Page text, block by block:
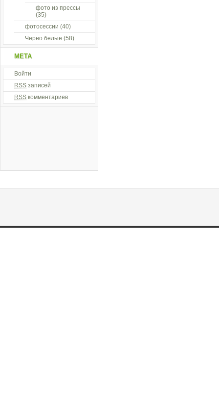
фото из прессы
(35)
фотосессии (40)
Черно белые (58)
МЕТА
Войти
RSS записей
RSS комментариев